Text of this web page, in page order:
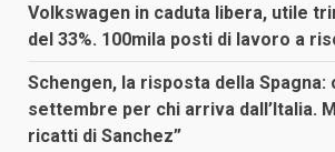
Volkswagen in caduta libera, utile
del 33%. 100mila posti di lavoro a
Schengen, la risposta della
settembre per chi arriva dall’Italia.
ricatti di Sanchez”